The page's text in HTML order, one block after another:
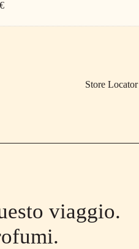
Store Locator
viaggio.